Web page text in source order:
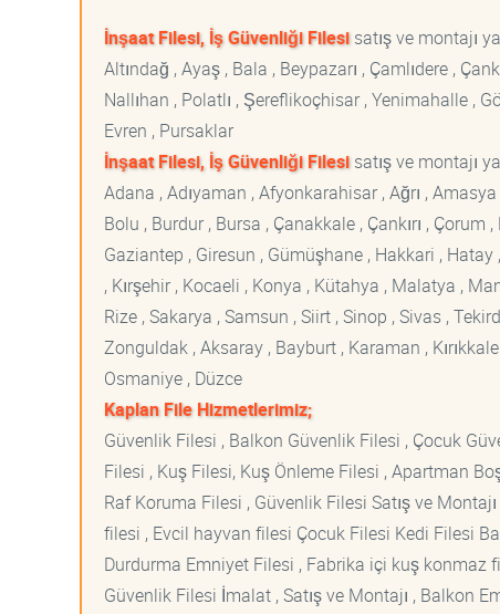
İnşaat Filesi, İş Güvenliği Filesisatış ve montajı
Altındağ , Ayaş , Bala , Beypazarı , Çamlıdere ,
Nallıhan , Polatlı , Şereflikoçhisar , Yenimahalle ,
Evren , Pursaklar
İnşaat Filesi, İş Güvenliği Filesisatış ve montajı
Adana , Adıyaman , Afyonkarahisar , Ağrı ,
Bolu , Burdur , Bursa , Çanakkale , Çankırı , Çorum
Gaziantep , Giresun , Gümüşhane , Hakkari ,
, Kırşehir , Kocaeli , Konya , Kütahya , Malatya ,
Rize , Sakarya , Samsun , Siirt , Sinop , Sivas ,
Zonguldak , Aksaray , Bayburt , Karaman ,
Osmaniye , Düzce
Kaplan File Hizmetlerimiz;
Güvenlik Filesi , Balkon Güvenlik Filesi , Çocuk
Filesi , Kuş Filesi, Kuş Önleme Filesi , Apartman
Raf Koruma Filesi , Güvenlik Filesi Satış ve
filesi , Evcil hayvan filesi Çocuk Filesi Kedi Filesi
Durdurma Emniyet Filesi , Fabrika içi kuş
Güvenlik Filesi İmalat , Satış ve Montajı , Balkon